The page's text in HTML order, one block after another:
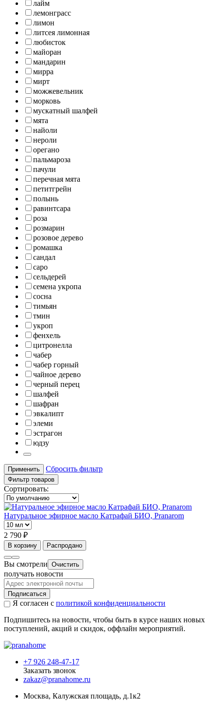
лайм
лемонграсс
лимон
литсея лимонная
любисток
майоран
мандарин
мирра
мирт
можжевельник
морковь
мускатный шалфей
мята
найоли
нероли
орегано
пальмароза
пачули
перечная мята
петитгрейн
полынь
равинтсара
роза
розмарин
розовое дерево
ромашка
сандал
саро
сельдерей
семена укропа
сосна
тимьян
тмин
укроп
фенхель
цитронелла
чабер
чабер горный
чайное дерево
черный перец
шалфей
шафран
эвкалипт
элеми
эстрагон
юдзу
Применить Сбросить фильтр
Фильтр товаров
Сортировать:
Натуральное эфирное масло Катрафай БИО, Pranarom
2 790 ₽
В корзину Распродано
Вы смотрели Очистить
получать новости
Подписаться
Я согласен с политикой конфиденциальности
Подпишитесь на новости, чтобы быть в курсе наших новых
поступлений, акций и скидок, оффлайн мероприятий.
+7 926 248-47-17
Заказать звонок
zakaz@pranahome.ru
Москва, Калужская площадь, д.1к2